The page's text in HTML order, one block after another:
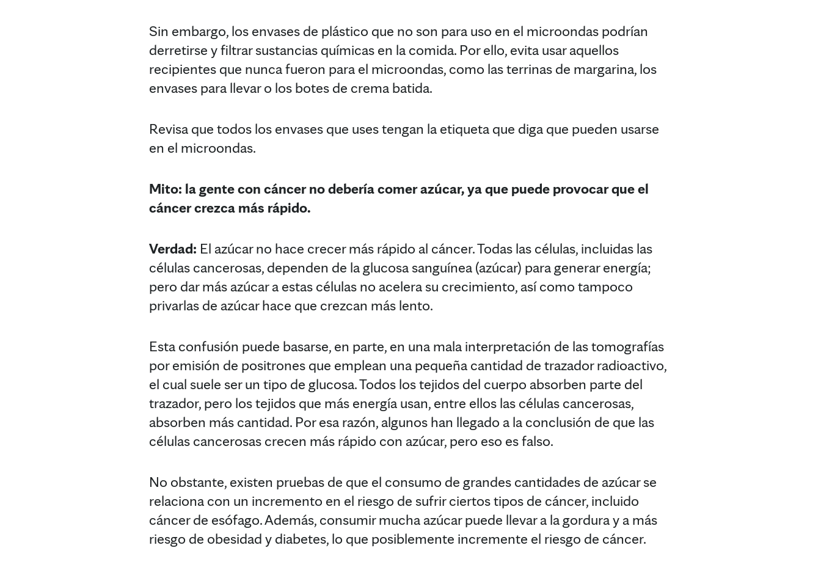
Sin embargo, los envases de plástico que no son para uso en el microondas podrían
derretirse y filtrar sustancias químicas en la comida. Por ello, evita usar aquellos
recipientes que nunca fueron para el microondas, como las terrinas de margarina, los
envases para llevar o los botes de crema batida.
Revisa que todos los envases que uses tengan la etiqueta que diga que pueden usarse
en el microondas.
Mito: la gente con cáncer no debería comer azúcar, ya que puede provocar que el
cáncer crezca más rápido.
Verdad: El azúcar no hace crecer más rápido al cáncer. Todas las células, incluidas las
células cancerosas, dependen de la glucosa sanguínea (azúcar) para generar energía;
pero dar más azúcar a estas células no acelera su crecimiento, así como tampoco
privarlas de azúcar hace que crezcan más lento.
Esta confusión puede basarse, en parte, en una mala interpretación de las tomografías
por emisión de positrones que emplean una pequeña cantidad de trazador radioactivo,
el cual suele ser un tipo de glucosa. Todos los tejidos del cuerpo absorben parte del
trazador, pero los tejidos que más energía usan, entre ellos las células cancerosas,
absorben más cantidad. Por esa razón, algunos han llegado a la conclusión de que las
células cancerosas crecen más rápido con azúcar, pero eso es falso.
No obstante, existen pruebas de que el consumo de grandes cantidades de azúcar se
relaciona con un incremento en el riesgo de sufrir ciertos tipos de cáncer, incluido
cáncer de esófago. Además, consumir mucha azúcar puede llevar a la gordura y a más
riesgo de obesidad y diabetes, lo que posiblemente incremente el riesgo de cáncer.